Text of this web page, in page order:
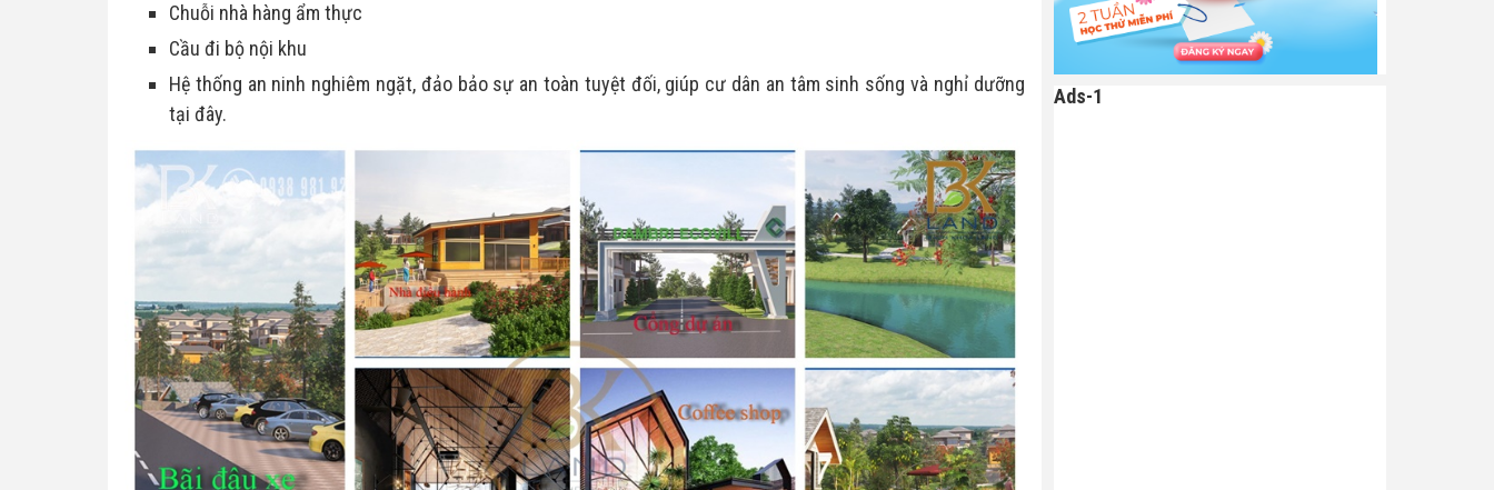
Chuỗi nhà hàng ẩm thực
Cầu đi bộ nội khu
Hệ thống an ninh nghiêm ngặt, đảo bảo sự an toàn tuyệt đối, giúp cư dân an tâm sinh sống và nghỉ dưỡng
tại đây.
Ads-1